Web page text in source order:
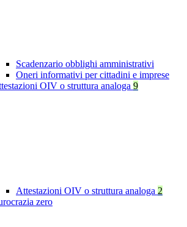
Scadenzario obblighi amministrativi
Oneri informativi per cittadini e imprese
OIV o struttura analoga 9
Attestazioni OIV o struttura analoga 2
zero